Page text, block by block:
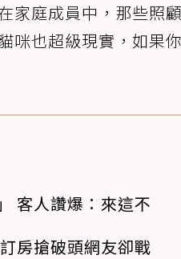
家庭成員中，那些照
咪也超級現實，如果
客人讚爆：來這不
房搶破頭網友卻戰